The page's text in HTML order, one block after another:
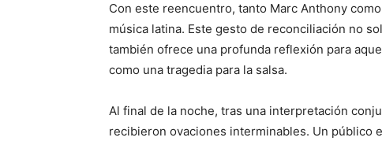
Con este reencuentro, tanto Marc Anthony
música latina. Este gesto de reconciliación no
también ofrece una profunda reflexión para
como una tragedia para la salsa.
Al final de la noche, tras una interpretación
recibieron ovaciones interminables. Un público